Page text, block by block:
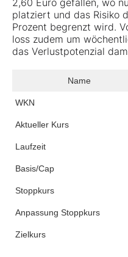
2,60 Euro gefallen, wo
platziert und das Risiko
Prozent begrenzt wird.
loss zudem um
das Verlustpotenzial
Name
WKN
Aktueller Kurs
Laufzeit
Basis/Cap
Stoppkurs
Anpassung Stoppkurs
Zielkurs